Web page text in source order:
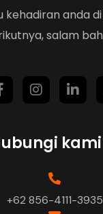
kehadiran anda
salam
+62 856-4111-3935